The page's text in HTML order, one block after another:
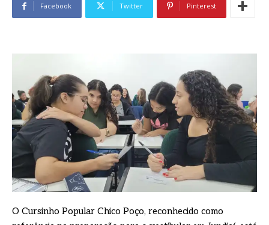
Facebook Twitter Pinterest
O Cursinho Popular Chico Poço, reconhecido como